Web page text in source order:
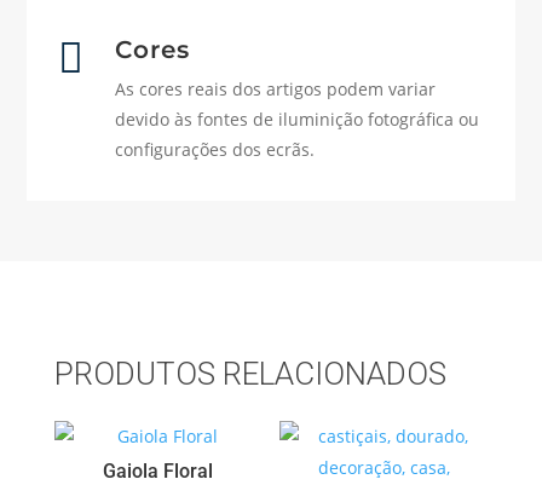
 Cores
As cores reais dos artigos podem variar
devido às fontes de iluminição fotográfica ou
configurações dos ecrãs.
PRODUTOS RELACIONADOS
Gaiola Floral